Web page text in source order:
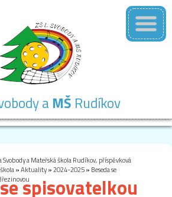
a MŠ Rudíkov
a Mateřská škola Rudíkov, příspěvková
»Aktuality»2024-2025» Beseda se
spisovatelkou